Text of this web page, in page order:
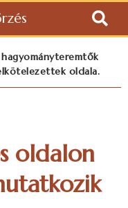
oldala.
oldalon